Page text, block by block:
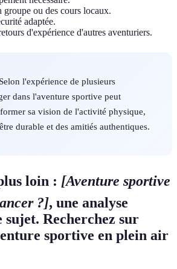
groupe ou des cours locaux.
adaptée.
d'expérience d'autres aventuriers.
Selon l'expérience de plusieurs
dans l'aventure sportive peut
sa vision de l'activité physique,
durable et des amitiés authentiques.
loin : [Aventure sportive
?], une analyse
sujet. Recherchez sur
sportive en plein air